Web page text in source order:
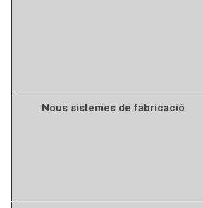
Nous sistemes de fabricació